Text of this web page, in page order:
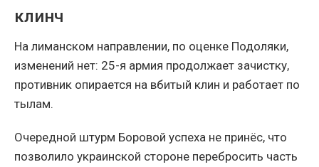
клинч
На лиманском направлении, по оценке Подоляки,
изменений нет: 25-я армия продолжает зачистку,
противник опирается на вбитый клин и работает по
тылам.
Очередной штурм Боровой успеха не принёс, что
позволило украинской стороне перебросить часть